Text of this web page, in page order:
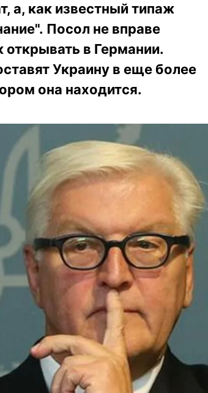
а, как известный типаж
Посол не вправе
открывать в Германии.
Украину в еще более
она находится.